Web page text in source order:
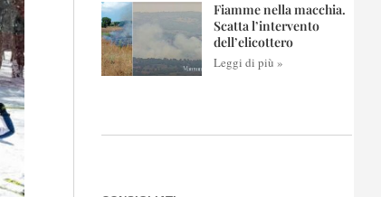
Fiamme nella macchia.
Scatta l’intervento
dell’elicottero
Leggi di più »